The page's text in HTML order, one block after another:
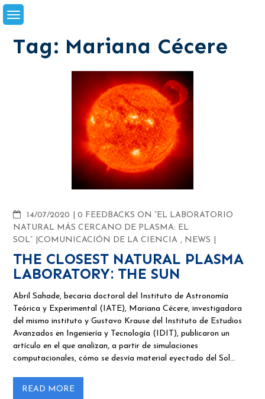
Skip
to
Tag: Mariana Cécere
14/07/2020 COMMENTS
0 FEEDBACKS ON “EL LABORATORIO
NATURAL MÁS CERCANO DE PLASMA: EL
SOL”
COMUNICACIÓN DE LA CIENCIA , NEWS
THE CLOSEST NATURAL PLASMA
LABORATORY: THE SUN
Abril Sahade, becaria doctoral del Instituto de Astronomía
Teórica y Experimental (IATE), Mariana Cécere, investigadora
del mismo instituto y Gustavo Krause del Instituto de Estudios
Avanzados en Ingeniería y Tecnología (IDIT), publicaron un
artículo en el que analizan, a partir de simulaciones
computacionales, cómo se desvía material eyectado del Sol…
READ MORE